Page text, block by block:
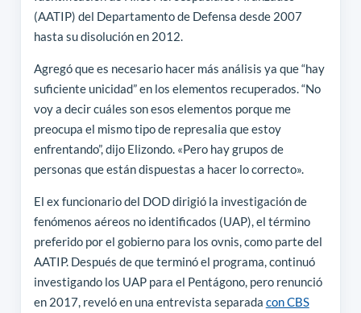
(AATIP) del Departamento de Defensa desde 2007
hasta su disolución en 2012.
Agregó que es necesario hacer más análisis ya que “hay
suficiente unicidad” en los elementos recuperados. “No
voy a decir cuáles son esos elementos porque me
preocupa el mismo tipo de represalia que estoy
enfrentando”, dijo Elizondo. «Pero hay grupos de
personas que están dispuestas a hacer lo correcto».
El ex funcionario del DOD dirigió la investigación de
fenómenos aéreos no identificados (UAP), el término
preferido por el gobierno para los ovnis, como parte del
AATIP. Después de que terminó el programa, continuó
investigando los UAP para el Pentágono, pero renunció
en 2017, reveló en una entrevista separada con CBS